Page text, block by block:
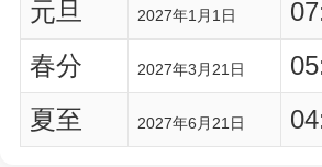
元旦
2027年1月1日
春分
2027年3月21日
夏至
2027年6月21日